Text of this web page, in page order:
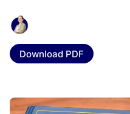
Download PDF